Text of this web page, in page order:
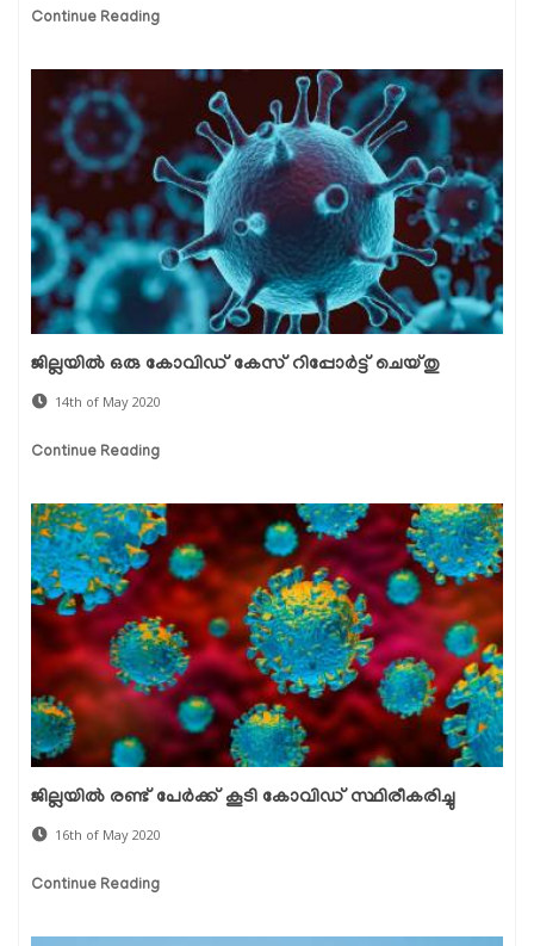
Continue Reading
ജില്ലയില്‍ ഒരു കോവിഡ് കേസ് റിപ്പോര്‍ട്ട് ചെയ്തു
14th of May 2020
Continue Reading
ജില്ലയില്‍ രണ്ട് പേര്‍ക്ക് കൂടി കോവിഡ് സ്ഥിരീകരിച്ചു
16th of May 2020
Continue Reading